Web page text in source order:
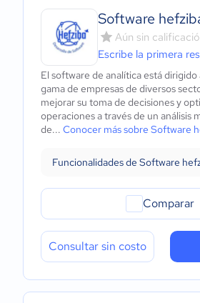
Software
Aún sin
Escribe la primera
El software de analítica está dirigido
gama de empresas de diversos
mejorar su toma de decisiones y
operaciones a través de un análisis
de... Conocer más sobre Software
Funcionalidades de Software
Comparar
Consultar sin costo